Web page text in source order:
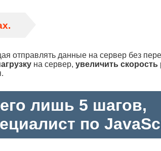
отправлять данные на сервер без
на сервер, увеличить скорость
лишь 5 шагов,
по